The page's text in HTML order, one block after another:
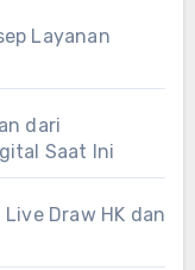
Layanan
dari
Saat Ini
Draw HK dan